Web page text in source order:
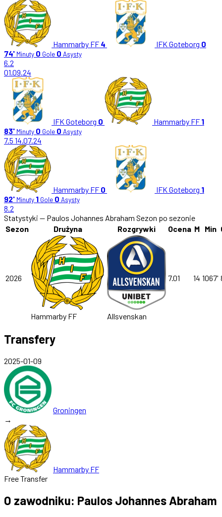
Hammarby FF 4 IFK Goteborg 0
74' Minuty 0 Gole 0 Asysty
6.2
01.09.24
IFK Goteborg 0 Hammarby FF 1
83' Minuty 0 Gole 0 Asysty
7.5 14.07.24
Hammarby FF 0 IFK Goteborg 1
92' Minuty 1 Gole 0 Asysty
8.2
Statystyki — Paulos Johannes Abraham Sezon po sezonie
Sezon
Drużyna Rozgrywki Ocena M Min
2026
Hammarby FF Allsvenskan
7.01 14 1067'
Transfery
2025-01-09
Groningen
→
Hammarby FF
Free Transfer
O zawodniku: Paulos Johannes Abraham